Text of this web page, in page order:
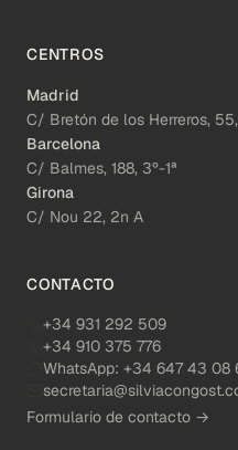
CENTROS
Madrid
C/ Bretón de los Herreros, 55,
Barcelona
C/ Balmes, 188, 3º-1ª
Girona
C/ Nou 22, 2n A
CONTACTO
+34 931 292 509
+34 910 375 776
WhatsApp: +34 647 43 08
Formulario de contacto →